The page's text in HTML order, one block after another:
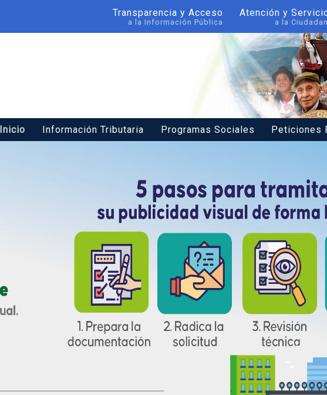
Transparencia y Acceso
a la Información Pública
Atención y
a la
Inicio Información Tributaria Programas Sociales Peticiones